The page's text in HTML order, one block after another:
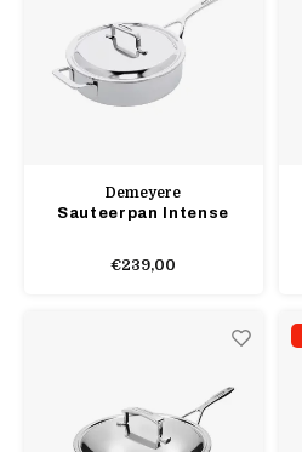
Demeyere
Sauteerpan Intense
€239,00